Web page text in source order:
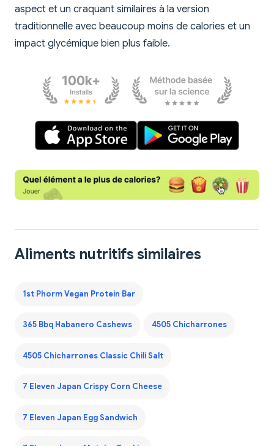
aspect et un craquant similaires à la version
traditionnelle avec beaucoup moins de calories et un
impact glycémique bien plus faible.
Aliments nutritifs similaires
1st Phorm Vegan Protein Bar
365 Bbq Habanero Cashews 4505 Chicharrones
4505 Chicharrones Classic Chili Salt
7 Eleven Japan Crispy Corn Cheese
7 Eleven Japan Egg Sandwich